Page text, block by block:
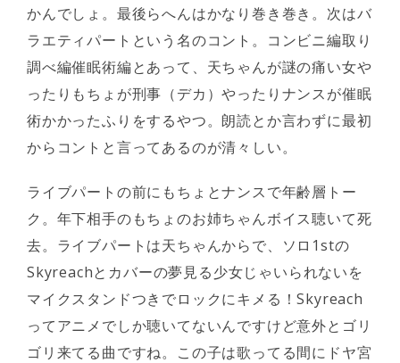
かんでしょ。最後らへんはかなり巻き巻き。次はバ
ラエティパートという名のコント。コンビニ編取り
調べ編催眠術編とあって、天ちゃんが謎の痛い女や
ったりもちょが刑事（デカ）やったりナンスが催眠
術かかったふりをするやつ。朗読とか言わずに最初
からコントと言ってあるのが清々しい。
ライブパートの前にもちょとナンスで年齢層トー
ク。年下相手のもちょのお姉ちゃんボイス聴いて死
去。ライブパートは天ちゃんからで、ソロ1stの
Skyreachとカバーの夢見る少女じゃいられないを
マイクスタンドつきでロックにキメる！Skyreach
ってアニメでしか聴いてないんですけど意外とゴリ
ゴリ来てる曲ですね。この子は歌ってる間にドヤ宮